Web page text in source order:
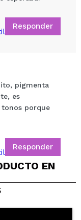
Responder
pigmenta
es
porque
Responder
EN